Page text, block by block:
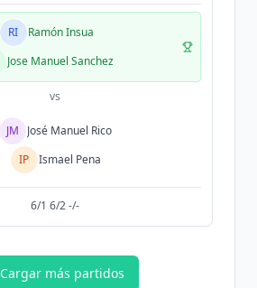
RI
Ramón Insua
Jose Manuel Sanchez
vs
JM
José Manuel Rico
IP
Ismael Pena
6/1 6/2 -/-
Cargar más partidos